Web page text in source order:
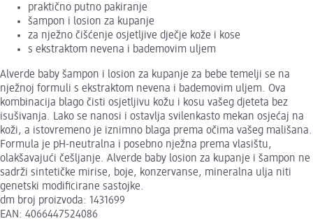
praktično putno pakiranje
šampon i losion za kupanje
za nježno čišćenje osjetljive dječje kože i kose
s ekstraktom nevena i bademovim uljem
Alverde baby šampon i losion za kupanje za bebe temelji se na
nježnoj formuli s ekstraktom nevena i bademovim uljem. Ova
kombinacija blago čisti osjetljivu kožu i kosu vašeg djeteta bez
isušivanja. Lako se nanosi i ostavlja svilenkasto mekan osjećaj na
koži, a istovremeno je iznimno blaga prema očima vašeg mališana.
Formula je pH-neutralna i posebno nježna prema vlasištu,
olakšavajući češljanje. Alverde baby losion za kupanje i šampon ne
sadrži sintetičke mirise, boje, konzervanse, mineralna ulja niti
genetski modificirane sastojke.
dm broj proizvoda: 1431699
EAN: 4066447524086